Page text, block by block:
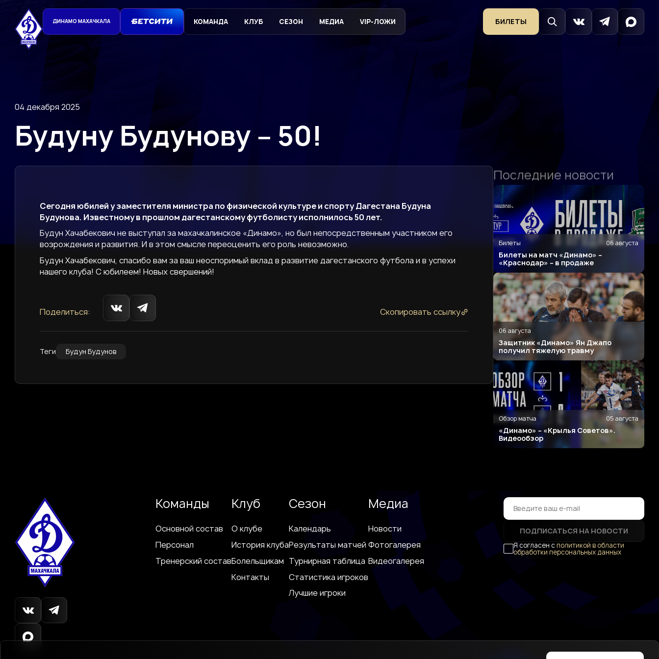
ДИНАМО МАХАЧКАЛА КОМАНДА КЛУБ СЕЗОН МЕДИА VIP-ЛОЖИ БИЛЕТЫ
04 декабря 2025
Будуну Будунову – 50!
Сегодня юбилей у заместителя министра по физической культуре и спорту Дагестана Будуна
Будунова. Известному в прошлом дагестанскому футболисту исполнилось 50 лет.
Будун Хачабекович не выступал за махачкалинское «Динамо», но был непосредственным участником его
возрождения и развития. И в этом смысле переоценить его роль невозможно.
Будун Хачабекович, спасибо вам за ваш неоспоримый вклад в развитие дагестанского футбола и в успехи
нашего клуба! С юбилеем! Новых свершений!
Поделиться: Скопировать ссылку
Теги Будун Будунов
Последние новости
Билеты 06 августа
Билеты на матч «Динамо» –
«Краснодар» – в продаже
06 августа
Защитник «Динамо» Ян Джапо
получил тяжелую травму
Обзор матча 05 августа
«Динамо» – «Крылья Советов».
Видеообзор
Команды
Основной состав
Персонал
Тренерский состав
Клуб
О клубе
История клуба
Болельщикам
Контакты
Сезон
Календарь
Результаты матчей
Турнирная таблица
Статистика игроков
Лучшие игроки
Медиа
Новости
Фотогалерея
Видеогалерея
ПОДПИСАТЬСЯ НА НОВОСТИ
Я согласен сполитикой в области
обработки персональных данных